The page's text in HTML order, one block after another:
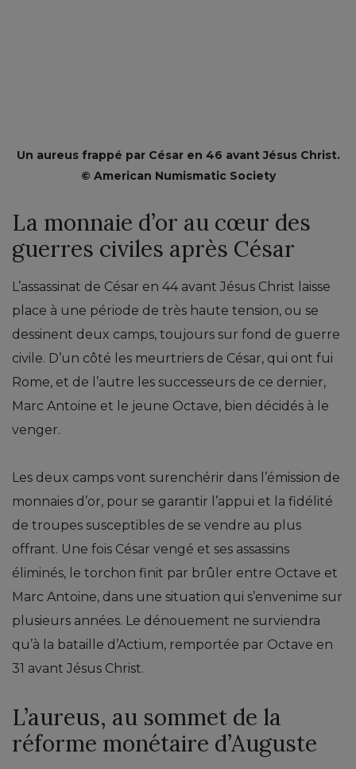
Un aureus frappé par César en 46 avant Jésus Christ.
© American Numismatic Society
La monnaie d’or au cœur des
guerres civiles après César
L’assassinat de César en 44 avant Jésus Christ laisse
place à une période de très haute tension, ou se
dessinent deux camps, toujours sur fond de guerre
civile. D’un côté les meurtriers de César, qui ont fui
Rome, et de l’autre les successeurs de ce dernier,
Marc Antoine et le jeune Octave, bien décidés à le
venger.
Les deux camps vont surenchérir dans l’émission de
monnaies d’or, pour se garantir l’appui et la fidélité
de troupes susceptibles de se vendre au plus
offrant. Une fois César vengé et ses assassins
éliminés, le torchon finit par brûler entre Octave et
Marc Antoine, dans une situation qui s’envenime sur
plusieurs années. Le dénouement ne surviendra
qu’à la bataille d’Actium, remportée par Octave en
31 avant Jésus Christ.
L’aureus, au sommet de la
réforme monétaire d’Auguste